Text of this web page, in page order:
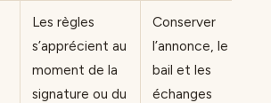
Les règles
s’apprécient au
moment de la
signature ou du
Conserver
l’annonce, le
bail et les
échanges